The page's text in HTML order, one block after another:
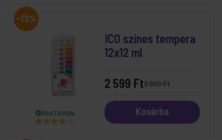
-13%
RAKTÁRON
ICO színes tempera
12x12 ml
2 990 Ft
2 599 Ft
Kosárba